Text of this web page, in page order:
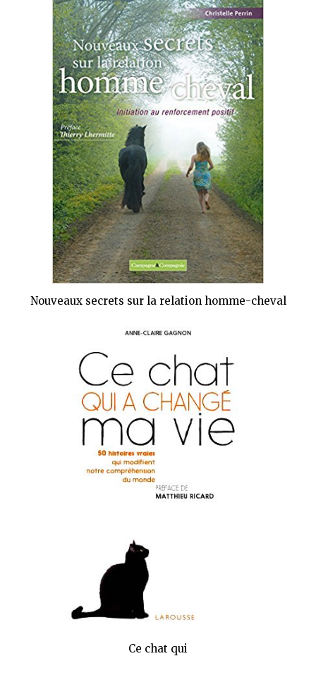
Nouveaux secrets sur la relation homme-cheval
Ce chat qui